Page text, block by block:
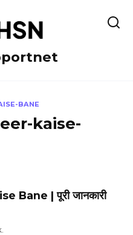
BANE
kaise-
| पूरी जानकारी